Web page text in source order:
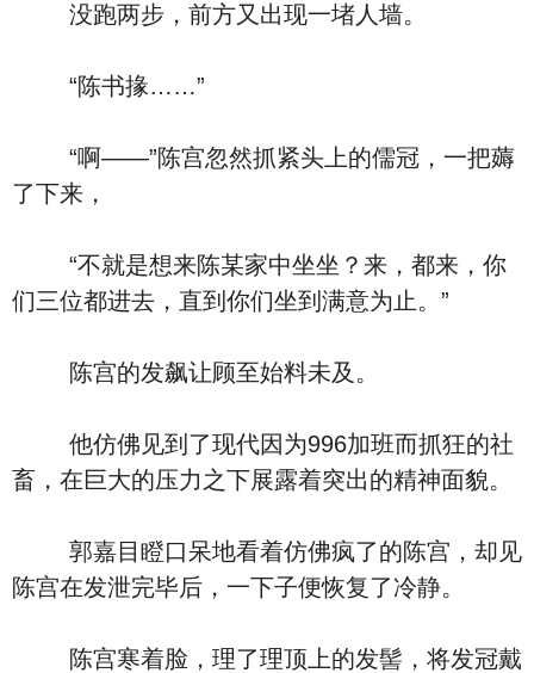
没跑两步，前方又出现一堵人墙。
“陈书掾……”
“啊——”陈宫忽然抓紧头上的儒冠，一把薅
了下来，
“不就是想来陈某家中坐坐？来，都来，你
们三位都进去，直到你们坐到满意为止。”
陈宫的发飙让顾至始料未及。
他仿佛见到了现代因为996加班而抓狂的社
畜，在巨大的压力之下展露着突出的精神面貌。
郭嘉目瞪口呆地看着仿佛疯了的陈宫，却见
陈宫在发泄完毕后，一下子便恢复了冷静。
陈宫寒着脸，理了理顶上的发髻，将发冠戴